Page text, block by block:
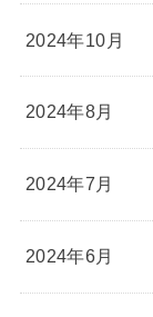
2024年10月
2024年8月
2024年7月
2024年6月